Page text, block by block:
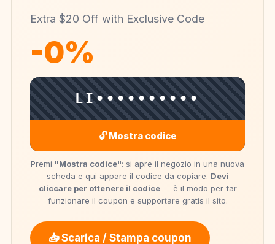
Extra $20 Off with Exclusive Code
-0%
LI••••••••••
🔓 Mostra codice
Premi "Mostra codice": si apre il negozio in una nuova
scheda e qui appare il codice da copiare. Devi
cliccare per ottenere il codice— è il modo per far
funzionare il coupon e supportare gratis il sito.
📥 Scarica / Stampa coupon